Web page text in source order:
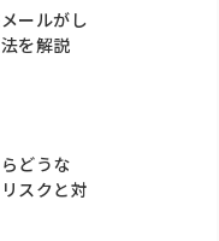
ールがし
を解説
どうな
スクと対